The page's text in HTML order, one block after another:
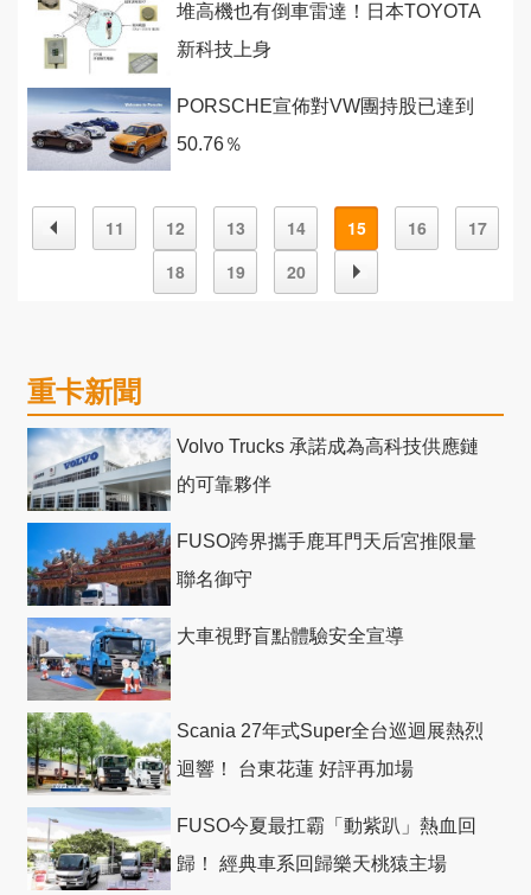
堆高機也有倒車雷達！日本TOYOTA
新科技上身
PORSCHE宣佈對VW團持股已達到
50.76％
11 12 13 14 15 16
17
18
19 20
重卡新聞
Volvo Trucks 承諾成為高科技供應鏈
的可靠夥伴
FUSO跨界攜手鹿耳門天后宮推限量
聯名御守
大車視野盲點體驗安全宣導
Scania 27年式Super全台巡迴展熱烈
迴響！ 台東花蓮 好評再加場
FUSO今夏最扛霸「動紫趴」熱血回
歸！ 經典車系回歸樂天桃猿主場